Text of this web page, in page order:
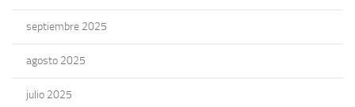
septiembre 2025
agosto 2025
julio 2025